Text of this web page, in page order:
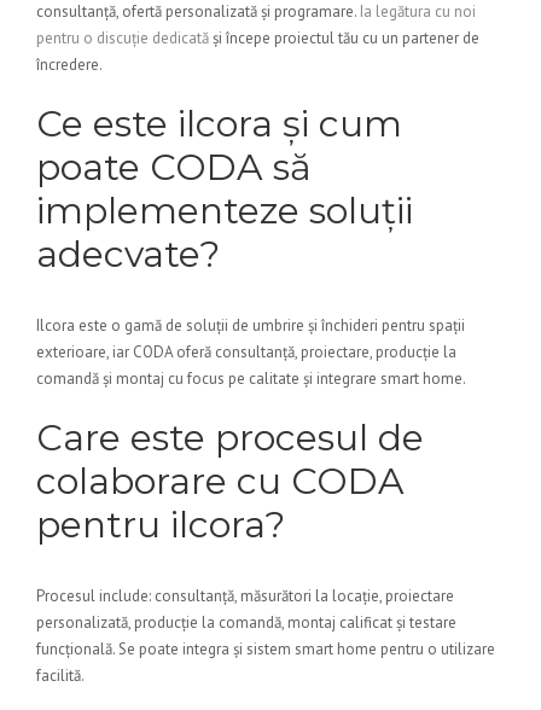
consultanță, ofertă personalizată și programare. Ia legătura cu noi
pentru o discuție dedicatăși începe proiectul tău cu un partener de
încredere.
Ce este ilcora și cum
poate CODA să
implementeze soluții
adecvate?
Ilcora este o gamă de soluții de umbrire și închideri pentru spații
exterioare, iar CODA oferă consultanță, proiectare, producție la
comandă și montaj cu focus pe calitate și integrare smart home.
Care este procesul de
colaborare cu CODA
pentru ilcora?
Procesul include: consultanță, măsurători la locație, proiectare
personalizată, producție la comandă, montaj calificat și testare
funcțională. Se poate integra și sistem smart home pentru o utilizare
facilită.